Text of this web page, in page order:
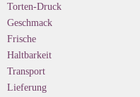
Torten-Druck
Geschmack
Frische
Haltbarkeit
Transport
Lieferung